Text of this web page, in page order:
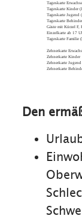
Tageskarte
Tageskarte Kinder
Tageskarte
Tageskarte
Gäste mit Kürzel
Einzelkarte ab 17
Tageskarte Familie
Zehnerkarte
Zehnerkarte Kinder
Zehnerkarte Jugend
Zehnerkarte
Den